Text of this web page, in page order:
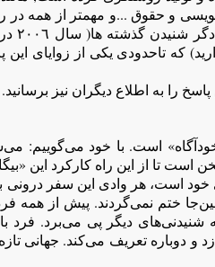
و حقوق ...و مهمتر از همه در
که تاحدودی یکی از زوایای
را به اطلاع دیگران نیز برسانید.
است. با خود می‌گوییم:
است تا از این راه کارکرد این
خود است، هر وادی این سفر
ختم نمی‌گردند. پیش از همه
دیگر پی می‌برد. فرد با
و دوباره تعریف می‌کند. جهانی